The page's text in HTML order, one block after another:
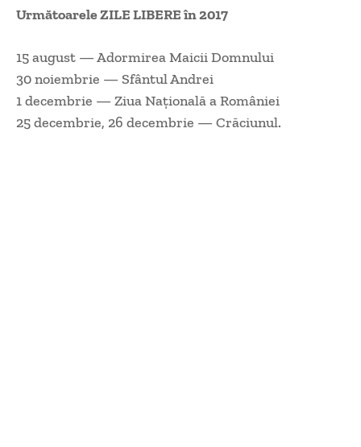
Următoarele ZILE LIBERE în 2017
15 august — Adormirea Maicii Domnului
30 noiembrie — Sfântul Andrei
1 decembrie — Ziua Naţională a României
25 decembrie, 26 decembrie — Crăciunul.